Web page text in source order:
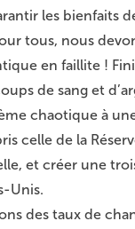
les bienfaits
tous, nous
en faillite !
de sang et
chaotique à
celle de la
et créer une
Unis.
des taux de